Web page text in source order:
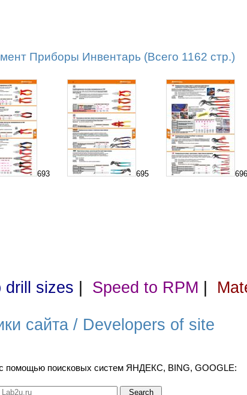
Приборы Инвентарь (Всего 1162 стр.)
693 695 696
drill sizes Speed to RPM
сайта / Developers of site
с помощью поисковых систем ЯНДЕКС, BING, GOOGLE: